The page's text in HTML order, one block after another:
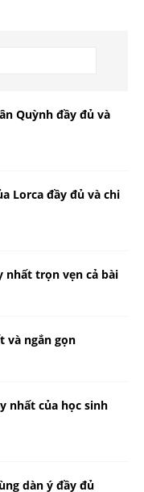
Quỳnh đầy đủ và
Lorca đầy đủ và chi
nhất trọn vẹn cả bài
và ngắn gọn
nhất của học sinh
dàn ý đầy đủ